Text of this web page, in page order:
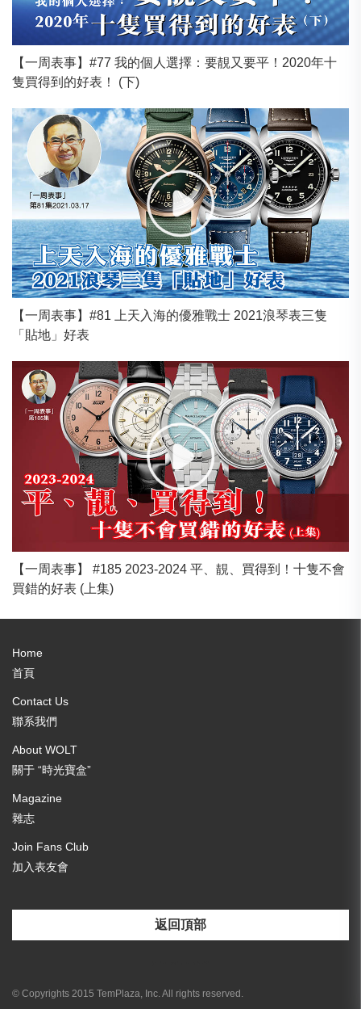
【一周表事】#77 我的個人選擇：要靚又要平！2020年十
隻買得到的好表！ (下)
【一周表事】#81 上天入海的優雅戰士 2021浪琴表三隻
「貼地」好表
【一周表事】 #185 2023-2024 平、靚、買得到！十隻不會
買錯的好表 (上集)
Home
首頁
Contact Us
聯系我們
About WOLT
關于 “時光寶盒”
Magazine
雜志
Join Fans Club
加入表友會
返回頂部
© Copyrights 2015 TemPlaza, Inc. All rights reserved.